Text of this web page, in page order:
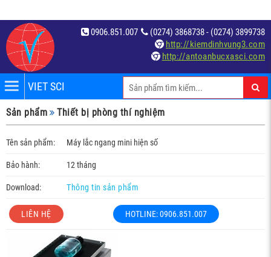
(0274) 3868738 - (0274) 3899738
0906.851.007
http://kiemdinhvung3.com
http://antoanbucxasci.com
VIET SCI
Sản phẩm Thiết bị phòng thí nghiệm
Tên sản phẩm: Máy lắc ngang mini hiện số
Bảo hành: 12 tháng
Download: Thông tin sản phẩm
LIÊN HỆ HOTLINE: 0906.851.007